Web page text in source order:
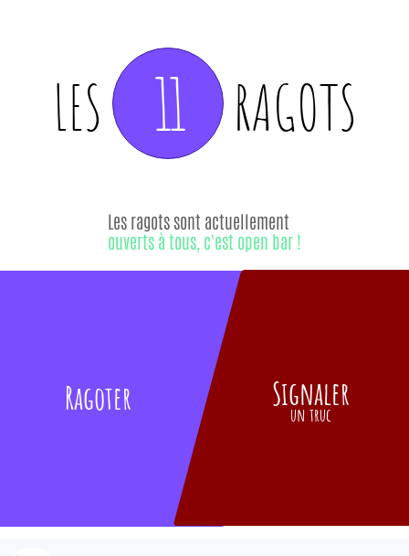
LES 11 RAGOTS
Ragoter
Les ragots sont actuellement
ouverts à tous, c'est open bar !
Signaler
un truc